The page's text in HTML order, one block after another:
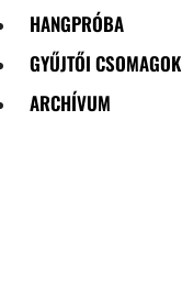
HANGPRÓBA
GYŰJTŐI CSOMAGOK
ARCHÍVUM